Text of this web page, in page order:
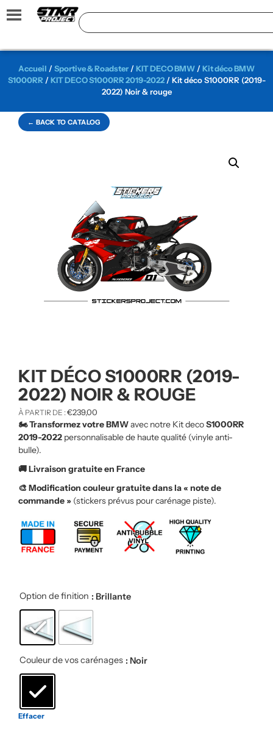
← BACK TO CATALOG
Accueil /Sportive & Roadster /KIT DECO BMW /Kit déco BMW
S1000RR /KIT DECO S1000RR 2019-2022/ Kit déco S1000RR (2019-
2022) Noir & rouge
KIT DÉCO S1000RR (2019-
2022) NOIR & ROUGE
À PARTIR DE : €239,00
🏍️ Transformez votre BMWavec notre Kit decoS1000RR
2019-2022 personnalisable de haute qualité (vinyle anti-
bulle).
🚚 Livraison gratuite en France
🎨 Modification couleur gratuite dans la « note de
commande » (stickers prévus pour carénage piste).
Option de finition : Brillante
Couleur de vos carénages : Noir
Effacer